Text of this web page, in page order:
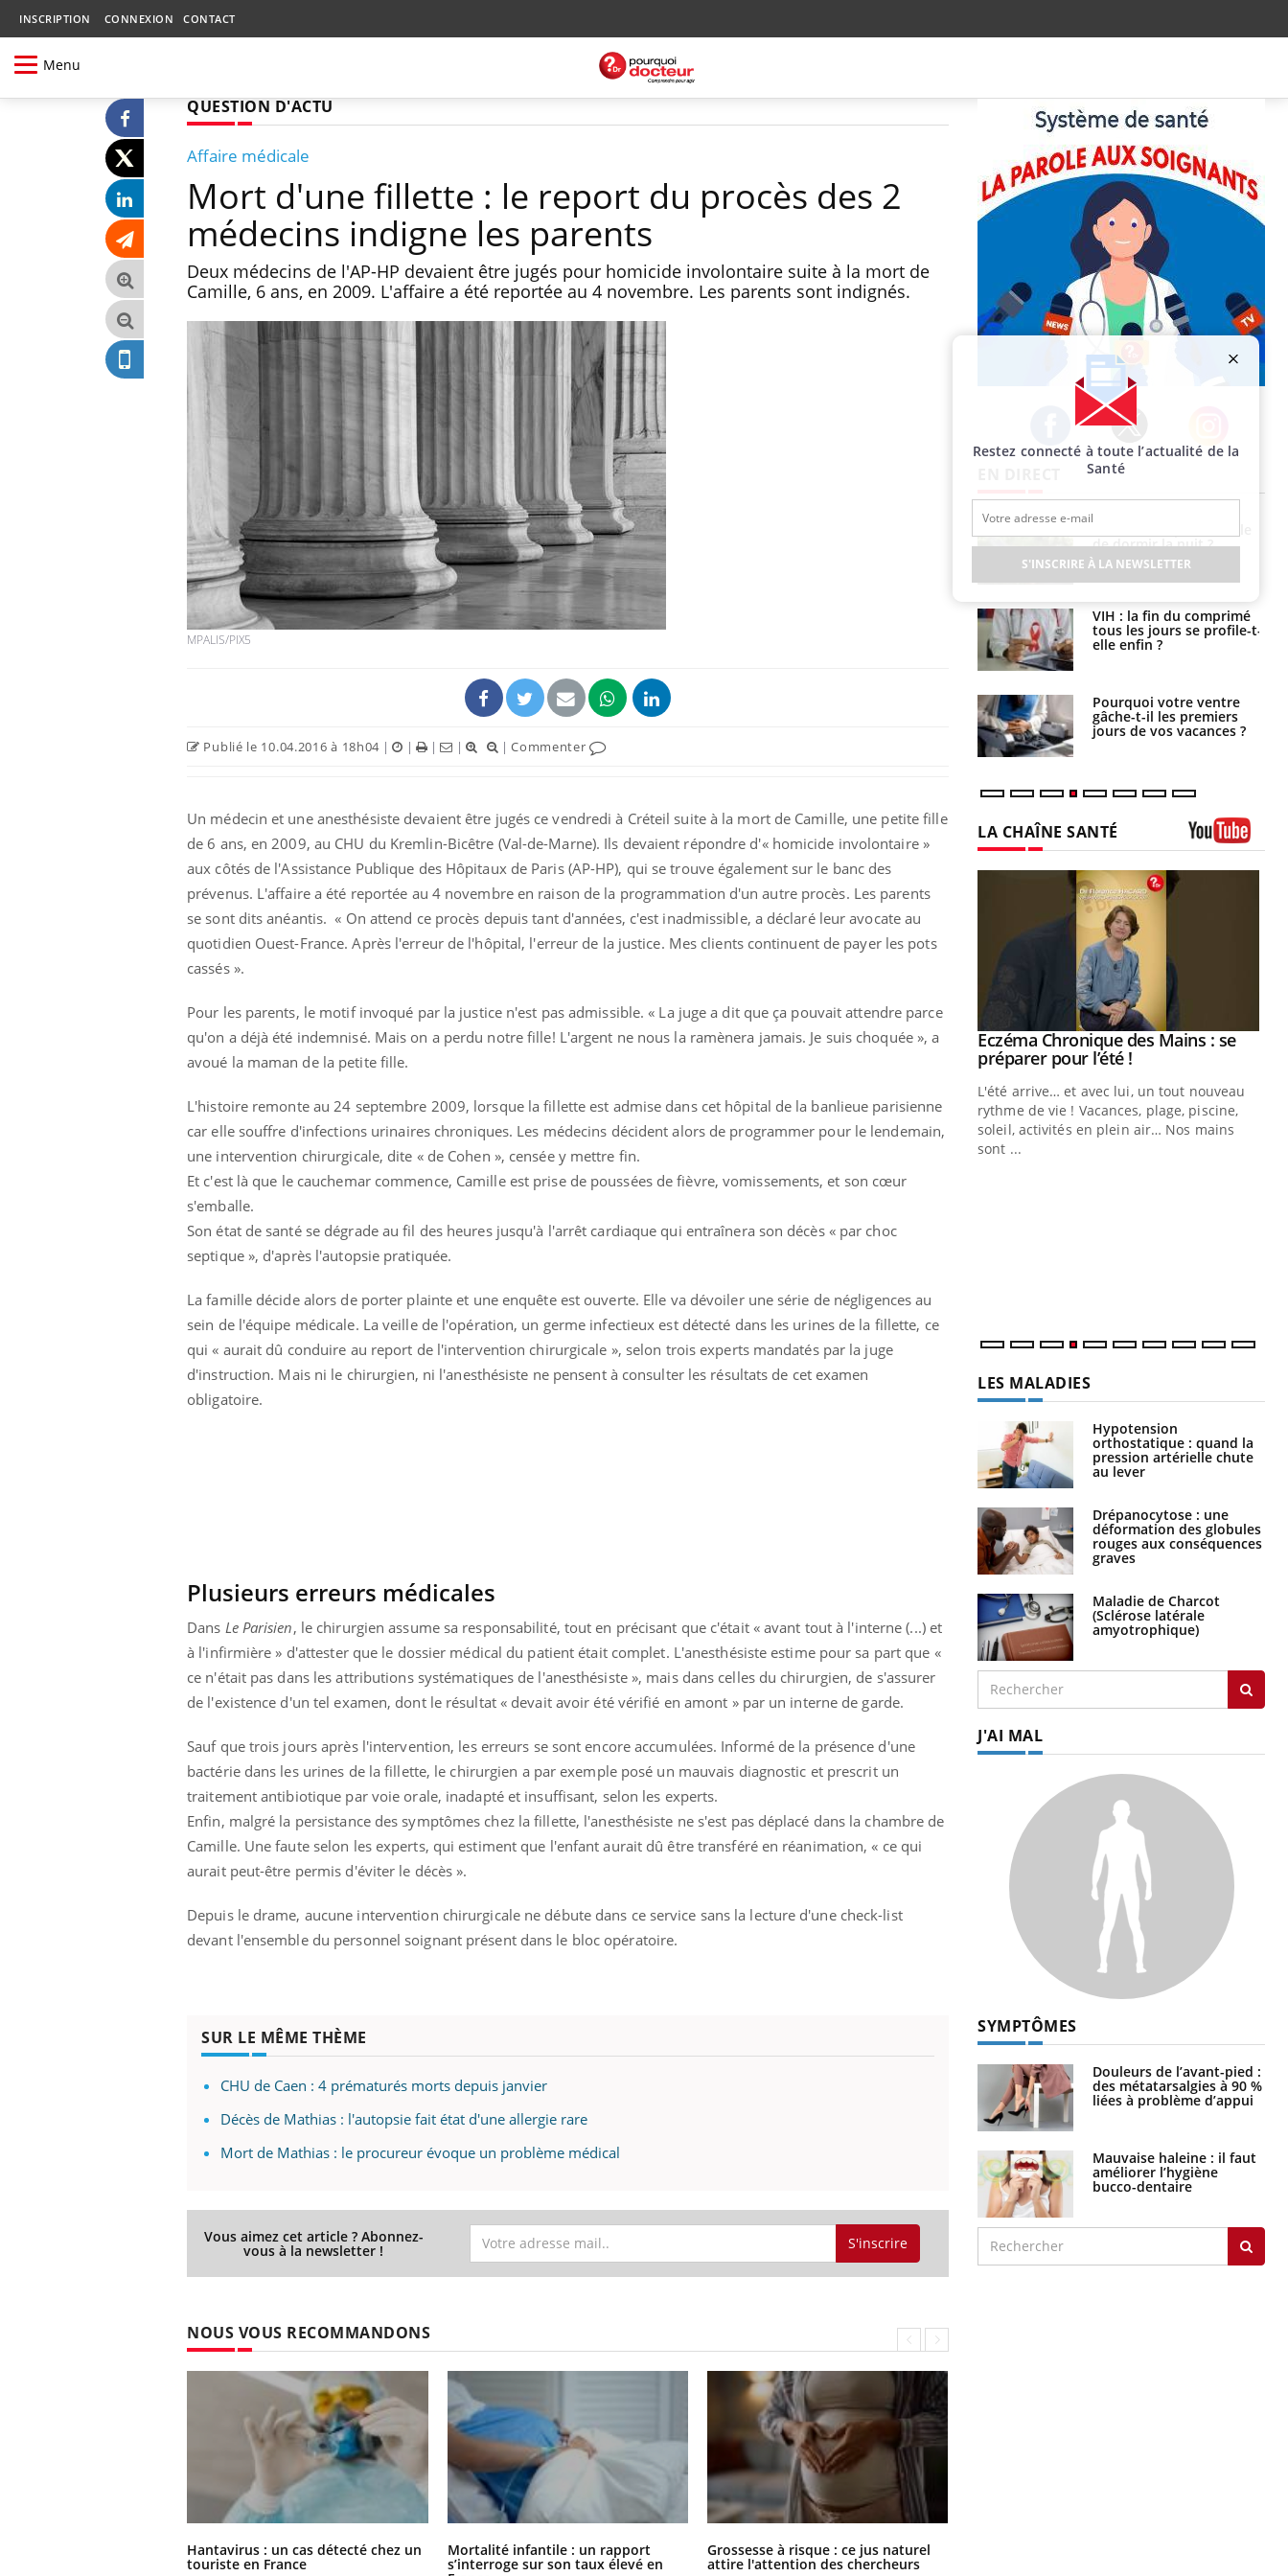
INSCRIPTION CONNEXION CONTACT
Menu
QUESTION D'ACTU
Affaire médicale
Mort d'une fillette : le report du procès des 2
médecins indigne les parents
Deux médecins de l'AP-HP devaient être jugés pour homicide involontaire suite à la mort de
Camille, 6 ans, en 2009. L'affaire a été reportée au 4 novembre. Les parents sont indignés.
MPALIS/PIX5
Publié le 10.04.2016 à 18h04 | | | | |Commenter
Un médecin et une anesthésiste devaient être jugés ce vendredi à Créteil suite à la mort de Camille, une petite fille
de 6 ans, en 2009, au CHU du Kremlin-Bicêtre (Val-de-Marne). Ils devaient répondre d'« homicide involontaire »
aux côtés de l'Assistance Publique des Hôpitaux de Paris (AP-HP), qui se trouve également sur le banc des
prévenus. L'affaire a été reportée au 4 novembre en raison de la programmation d'un autre procès. Les parents
se sont dits anéantis. « On attend ce procès depuis tant d'années, c'est inadmissible, a déclaré leur avocate au
quotidien Ouest-France. Après l'erreur de l'hôpital, l'erreur de la justice. Mes clients continuent de payer les pots
cassés ».
Pour les parents, le motif invoqué par la justice n'est pas admissible. « La juge a dit que ça pouvait attendre parce
qu'on a déjà été indemnisé. Mais on a perdu notre fille! L'argent ne nous la ramènera jamais. Je suis choquée », a
avoué la maman de la petite fille.
L'histoire remonte au 24 septembre 2009, lorsque la fillette est admise dans cet hôpital de la banlieue parisienne
car elle souffre d'infections urinaires chroniques. Les médecins décident alors de programmer pour le lendemain,
une intervention chirurgicale, dite « de Cohen », censée y mettre fin.
Et c'est là que le cauchemar commence, Camille est prise de poussées de fièvre, vomissements, et son cœur
s'emballe.
Son état de santé se dégrade au fil des heures jusqu'à l'arrêt cardiaque qui entraînera son décès « par choc
septique », d'après l'autopsie pratiquée.
La famille décide alors de porter plainte et une enquête est ouverte. Elle va dévoiler une série de négligences au
sein de l'équipe médicale. La veille de l'opération, un germe infectieux est détecté dans les urines de la fillette, ce
qui « aurait dû conduire au report de l'intervention chirurgicale », selon trois experts mandatés par la juge
d'instruction. Mais ni le chirurgien, ni l'anesthésiste ne pensent à consulter les résultats de cet examen
obligatoire.
Plusieurs erreurs médicales
Dans Le Parisien, le chirurgien assume sa responsabilité, tout en précisant que c'était « avant tout à l'interne (...) et
à l'infirmière » d'attester que le dossier médical du patient était complet. L'anesthésiste estime pour sa part que «
ce n'était pas dans les attributions systématiques de l'anesthésiste », mais dans celles du chirurgien, de s'assurer
de l'existence d'un tel examen, dont le résultat « devait avoir été vérifié en amont » par un interne de garde.
Sauf que trois jours après l'intervention, les erreurs se sont encore accumulées. Informé de la présence d'une
bactérie dans les urines de la fillette, le chirurgien a par exemple posé un mauvais diagnostic et prescrit un
traitement antibiotique par voie orale, inadapté et insuffisant, selon les experts.
Enfin, malgré la persistance des symptômes chez la fillette, l'anesthésiste ne s'est pas déplacé dans la chambre de
Camille. Une faute selon les experts, qui estiment que l'enfant aurait dû être transféré en réanimation, « ce qui
aurait peut-être permis d'éviter le décès ».
Depuis le drame, aucune intervention chirurgicale ne débute dans ce service sans la lecture d'une check-list
devant l'ensemble du personnel soignant présent dans le bloc opératoire.
SUR LE MÊME THÈME
CHU de Caen : 4 prématurés morts depuis janvier
Décès de Mathias : l'autopsie fait état d'une allergie rare
Mort de Mathias : le procureur évoque un problème médical
Vous aimez cet article ? Abonnez-
vous à la newsletter ! S'inscrire
NOUS VOUS RECOMMANDONS
Hantavirus : un cas détecté chez un
touriste en France
Mortalité infantile : un rapport
s’interroge sur son taux élevé en
Grossesse à risque : ce jus naturel
attire l'attention des chercheurs
Facebook Twitter Instagram
Hantavirus : un cas
détecté chez un touriste
en France
Mortalité infantile : un
rapport s’interroge sur
son taux élevé en France
Comment oublier les
écrans en vacances ?
Toujours connectés :
comment le travail
Cancer colorectal : une
stratégie simple aurait
basque
de dormir la nuit ?
VIH : la fin du comprimé
tous les jours se profile-t-
elle enfin ?
Pourquoi votre ventre
gâche-t-il les premiers
jours de vos vacances ?
LA CHAÎNE SANTÉ
Eczéma Chronique des Mains :
expliquer ma maladieYoutube
d'autres non ! D'un côté, poser des
questions sur la maladie d'un proche c'est
Youtube
Carence en fer : comprendre pour
prévenir
même alopécie… Les symptômes de la
carence en fer sont multiples ce qui la rend
Youtube
Insuline & Charge mentale : et si on
reste entourée d'idées reçues chez les
patients comme parfois chez les soignants.
Youtube
Eczéma Chronique des Mains : se
préparer pour l’été !Youtube
L'été arrive… et avec lui, un tout nouveau
rythme de vie ! Vacances, plage, piscine,
soleil, activités en plein air… Nos mains
sont ...
LES MALADIES
Hypotension
orthostatique : quand la
pression artérielle chute
au lever
Drépanocytose : une
déformation des globules
rouges aux conséquences
graves
Maladie de Charcot
(Sclérose latérale
amyotrophique)
J'AI MAL
SYMPTÔMES
Douleurs de l’avant-pied :
des métatarsalgies à 90 %
liées à problème d’appui
Mauvaise haleine : il faut
améliorer l’hygiène
bucco-dentaire
Restez connecté à toute l’actualité de la
Santé
S'INSCRIRE À LA NEWSLETTER